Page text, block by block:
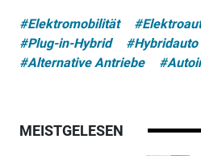
#Elektromobilität
#Plug-in-Hybrid
#Hybridauto
#Alternative Antriebe
MEISTGELESEN